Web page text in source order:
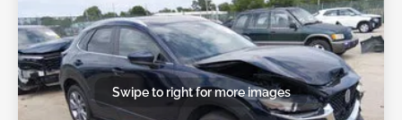
Swipe to right for more images